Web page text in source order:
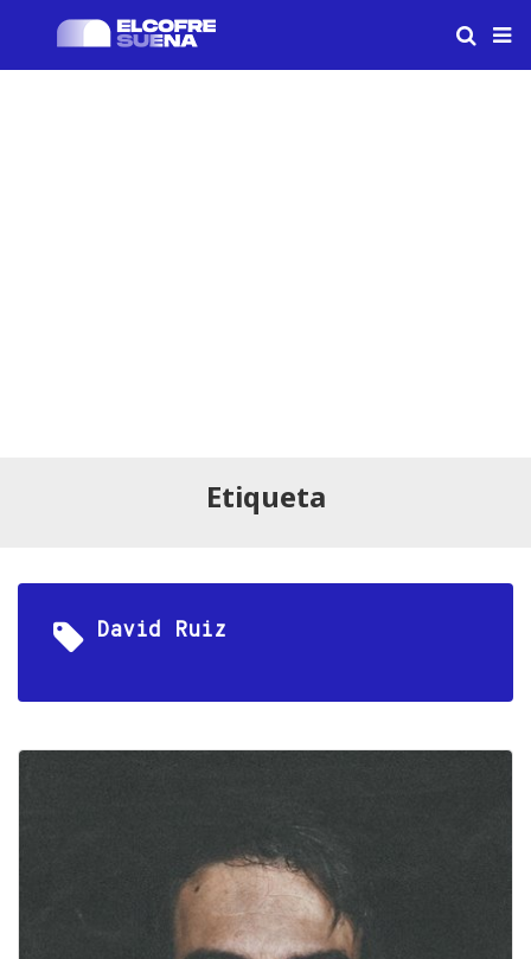
Etiqueta
David Ruiz